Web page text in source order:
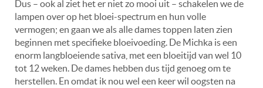
Dus – ook al ziet het er niet zo mooi uit – schakelen we de
lampen over op het bloei-spectrum en hun volle
vermogen; en gaan we als alle dames toppen laten zien
beginnen met specifieke bloeivoeding. De Michka is een
enorm langbloeiende sativa, met een bloeitijd van wel 10
tot 12 weken. De dames hebben dus tijd genoeg om te
herstellen. En omdat ik nou wel een keer wil oogsten na